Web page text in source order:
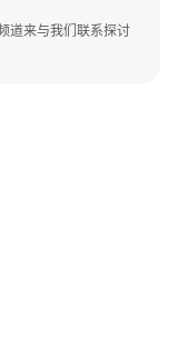
道来与我们联系探讨